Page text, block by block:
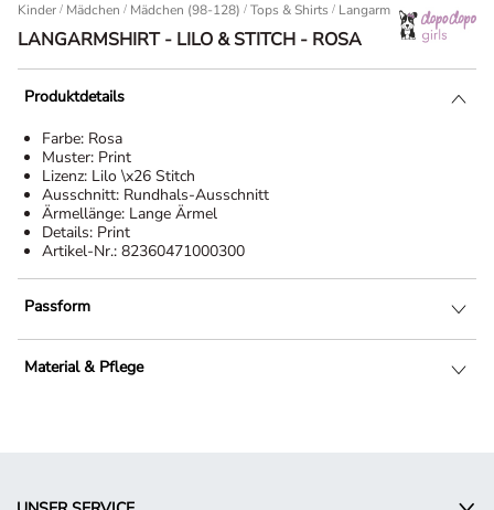
Kinder / Mädchen / Mädchen (98-128) / Tops & Shirts Langarmshirt - Lilo &
LANGARMSHIRT - LILO & STITCH - ROSA
Produktdetails
Farbe: Rosa
Muster: Print
Lizenz: Lilo \x26 Stitch
Ausschnitt: Rundhals-Ausschnitt
Ärmellänge: Lange Ärmel
Details: Print
Artikel-Nr.: 82360471000300
Passform
Material & Pflege